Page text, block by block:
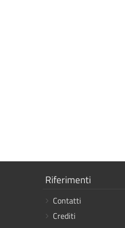
Mostra
link
Riferimenti
Contatti
Crediti